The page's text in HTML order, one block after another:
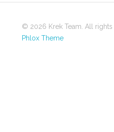
© 2026 Krek Team. All rights
Phlox Theme